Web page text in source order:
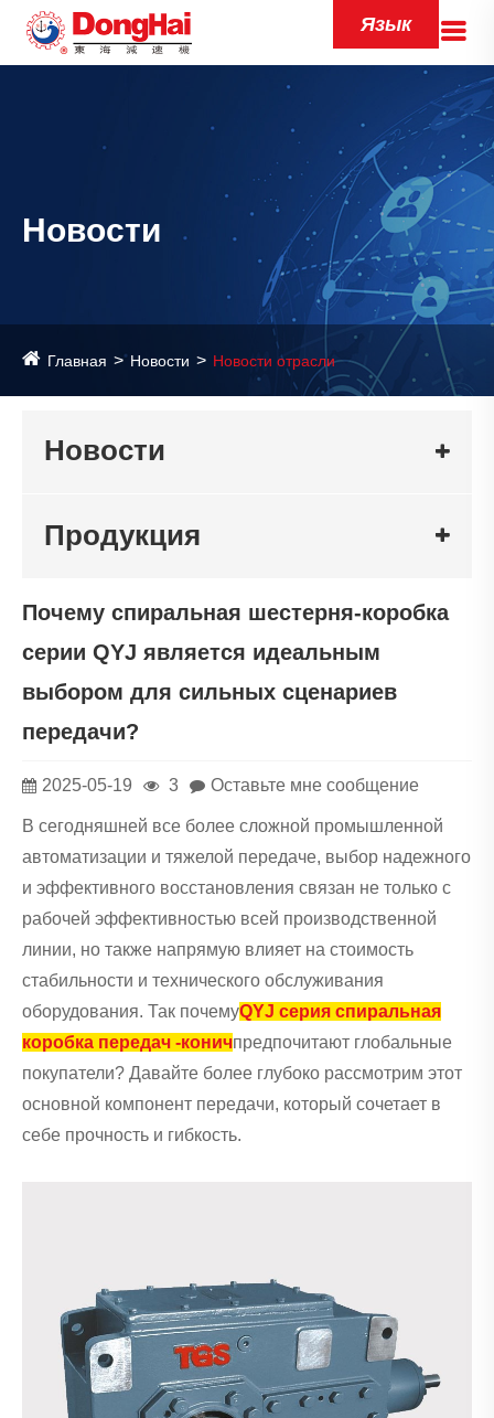
Язык
Новости
Главная Новости Новости отрасли
Новости
Продукция
Почему спиральная шестерня-коробка
серии QYJ является идеальным
выбором для сильных сценариев
передачи?
2025-05-19 3 Оставьте мне сообщение
В сегодняшней все более сложной промышленной
автоматизации и тяжелой передаче, выбор надежного
и эффективного восстановления связан не только с
рабочей эффективностью всей производственной
линии, но также напрямую влияет на стоимость
стабильности и технического обслуживания
оборудования. Так почемуQYJ серия спиральная
коробка передач -коничпредпочитают глобальные
покупатели? Давайте более глубоко рассмотрим этот
основной компонент передачи, который сочетает в
себе прочность и гибкость.